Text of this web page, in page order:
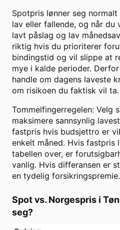
Spotpris lønner seg
lav eller fallende, og når du
lavt påslag og lav
riktig hvis du prioriterer
bindingstid og vil slippe at
mye i kalde perioder.
handle om dagens laveste
om risikoen du faktisk vil ta.
Tommelfingerregelen: Velg
maksimere sannsynlig
fastpris hvis budsjettro er
enkelt måned. Hvis
tabellen over, er
vanlig. Hvis differansen er
en tydelig forsikringspremie.
Spot vs. Norgespris i
seg?